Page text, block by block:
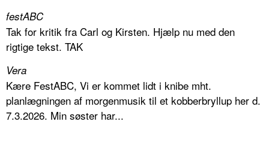
festABC
Tak for kritik fra Carl og Kirsten. Hjælp nu med den
rigtige tekst. TAK
Vera
Kære FestABC, Vi er kommet lidt i knibe mht.
planlægningen af morgenmusik til et kobberbryllup her d.
7.3.2026. Min søster har...